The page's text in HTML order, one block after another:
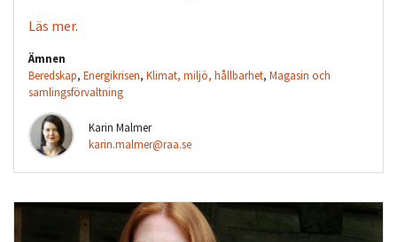
Läs mer.
Ämnen
Beredskap, Energikrisen, Klimat, miljö, hållbarhet, Magasin och
samlingsförvaltning
Karin Malmer
karin.malmer@raa.se